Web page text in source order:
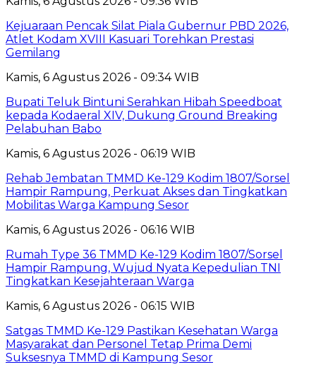
Kejuaraan Pencak Silat Piala Gubernur PBD 2026,
Atlet Kodam XVIII Kasuari Torehkan Prestasi
Gemilang
Kamis, 6 Agustus 2026 - 09:34 WIB
Bupati Teluk Bintuni Serahkan Hibah Speedboat
kepada Kodaeral XIV, Dukung Ground Breaking
Pelabuhan Babo
Kamis, 6 Agustus 2026 - 06:19 WIB
Rehab Jembatan TMMD Ke-129 Kodim 1807/Sorsel
Hampir Rampung, Perkuat Akses dan Tingkatkan
Mobilitas Warga Kampung Sesor
Kamis, 6 Agustus 2026 - 06:16 WIB
Rumah Type 36 TMMD Ke-129 Kodim 1807/Sorsel
Hampir Rampung, Wujud Nyata Kepedulian TNI
Tingkatkan Kesejahteraan Warga
Kamis, 6 Agustus 2026 - 06:15 WIB
Satgas TMMD Ke-129 Pastikan Kesehatan Warga
Masyarakat dan Personel Tetap Prima Demi
Suksesnya TMMD di Kampung Sesor